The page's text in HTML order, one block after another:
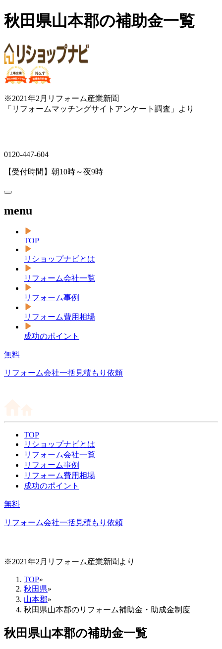
秋田県山本郡の補助金一覧
※2021年2月リフォーム産業新聞
「リフォームマッチングサイトアンケート調査」より
0120-447-604
【受付時間】朝10時～夜9時
menu
TOP
リショップナビとは
リフォーム会社一覧
リフォーム事例
リフォーム費用相場
成功のポイント
無料
リフォーム会社一括見積もり依頼
TOP
リショップナビとは
リフォーム会社一覧
リフォーム事例
リフォーム費用相場
成功のポイント
無料
リフォーム会社一括見積もり依頼
※2021年2月リフォーム産業新聞より
TOP»
秋田県»
山本郡»
秋田県山本郡のリフォーム補助金・助成金制度
秋田県山本郡の補助金一覧